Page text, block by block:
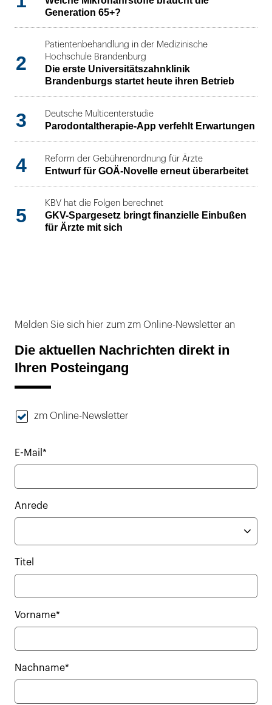
Generation 65+?
2
Patientenbehandlung in der Medizinische
Hochschule Brandenburg
Die erste Universitätszahnklinik
Brandenburgs startet heute ihren Betrieb
3 Deutsche Multicenterstudie
Parodontaltherapie-App verfehlt Erwartungen
4 Reform der Gebührenordnung für Ärzte
Entwurf für GOÄ-Novelle erneut überarbeitet
5
KBV hat die Folgen berechnet
GKV-Spargesetz bringt finanzielle Einbußen
für Ärzte mit sich
Melden Sie sich hier zum zm Online-Newsletter an
Die aktuellen Nachrichten direkt in
Ihren Posteingang
zm Online-Newsletter
E-Mail*
Anrede
Titel
Vorname*
Nachname*